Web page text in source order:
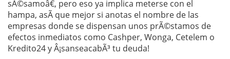
sÃ©samoâ€, pero eso ya implica meterse con el
hampa, asÃ­ que mejor si anotas el nombre de las
empresas donde se dispensan unos prÃ©stamos de
efectos inmediatos como Cashper, Wonga, Cetelem o
Kredito24 y Â¡sanseacabÃ³ tu deuda!